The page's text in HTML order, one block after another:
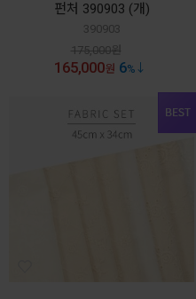
펀처 390903 (개)
390903
175,000원
165,000원 6%